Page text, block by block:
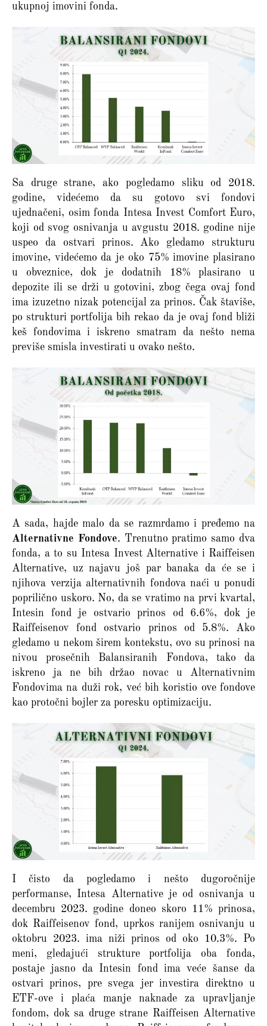
ukupnoj imovini fonda.
Sa druge strane, ako pogledamo sliku od 2018.
godine, videćemo da su gotovo svi fondovi
ujednačeni, osim fonda Intesa Invest Comfort Euro,
koji od svog osnivanja u avgustu 2018. godine nije
uspeo da ostvari prinos. Ako gledamo strukturu
imovine, videćemo da je oko 75% imovine plasirano
u obveznice, dok je dodatnih 18% plasirano u
depozite ili se drži u gotovini, zbog čega ovaj fond
ima izuzetno nizak potencijal za prinos. Čak štaviše,
po strukturi portfolija bih rekao da je ovaj fond bliži
keš fondovima i iskreno smatram da nešto nema
previše smisla investirati u ovako nešto.
A sada, hajde malo da se razmrdamo i pređemo na
Alternativne Fondove. Trenutno pratimo samo dva
fonda, a to su Intesa Invest Alternative i Raiffeisen
Alternative, uz najavu još par banaka da će se i
njihova verzija alternativnih fondova naći u ponudi
poprilično uskoro. No, da se vratimo na prvi kvartal,
Intesin fond je ostvario prinos od 6.6%, dok je
Raiffeisenov fond ostvario prinos od 5.8%. Ako
gledamo u nekom širem kontekstu, ovo su prinosi na
nivou prosečnih Balansiranih Fondova, tako da
iskreno ja ne bih držao novac u Alternativnim
Fondovima na duži rok, već bih koristio ove fondove
kao protočni bojler za poresku optimizaciju.
I čisto da pogledamo i nešto dugoročnije
performanse, Intesa Alternative je od osnivanja u
decembru 2023. godine doneo skoro 11% prinosa,
dok Raiffeisenov fond, uprkos ranijem osnivanju u
oktobru 2023. ima niži prinos od oko 10.3%. Po
meni, gledajući strukture portfolija oba fonda,
postaje jasno da Intesin fond ima veće šanse da
ostvari prinos, pre svega jer investira direktno u
ETF-ove i plaća manje naknade za upravljanje
fondom, dok sa druge strane Raiffeisen Alternative